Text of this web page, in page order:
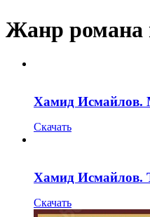
Жанр романа
Хамид Исмайлов.
Скачать
Хамид Исмайлов.
Скачать